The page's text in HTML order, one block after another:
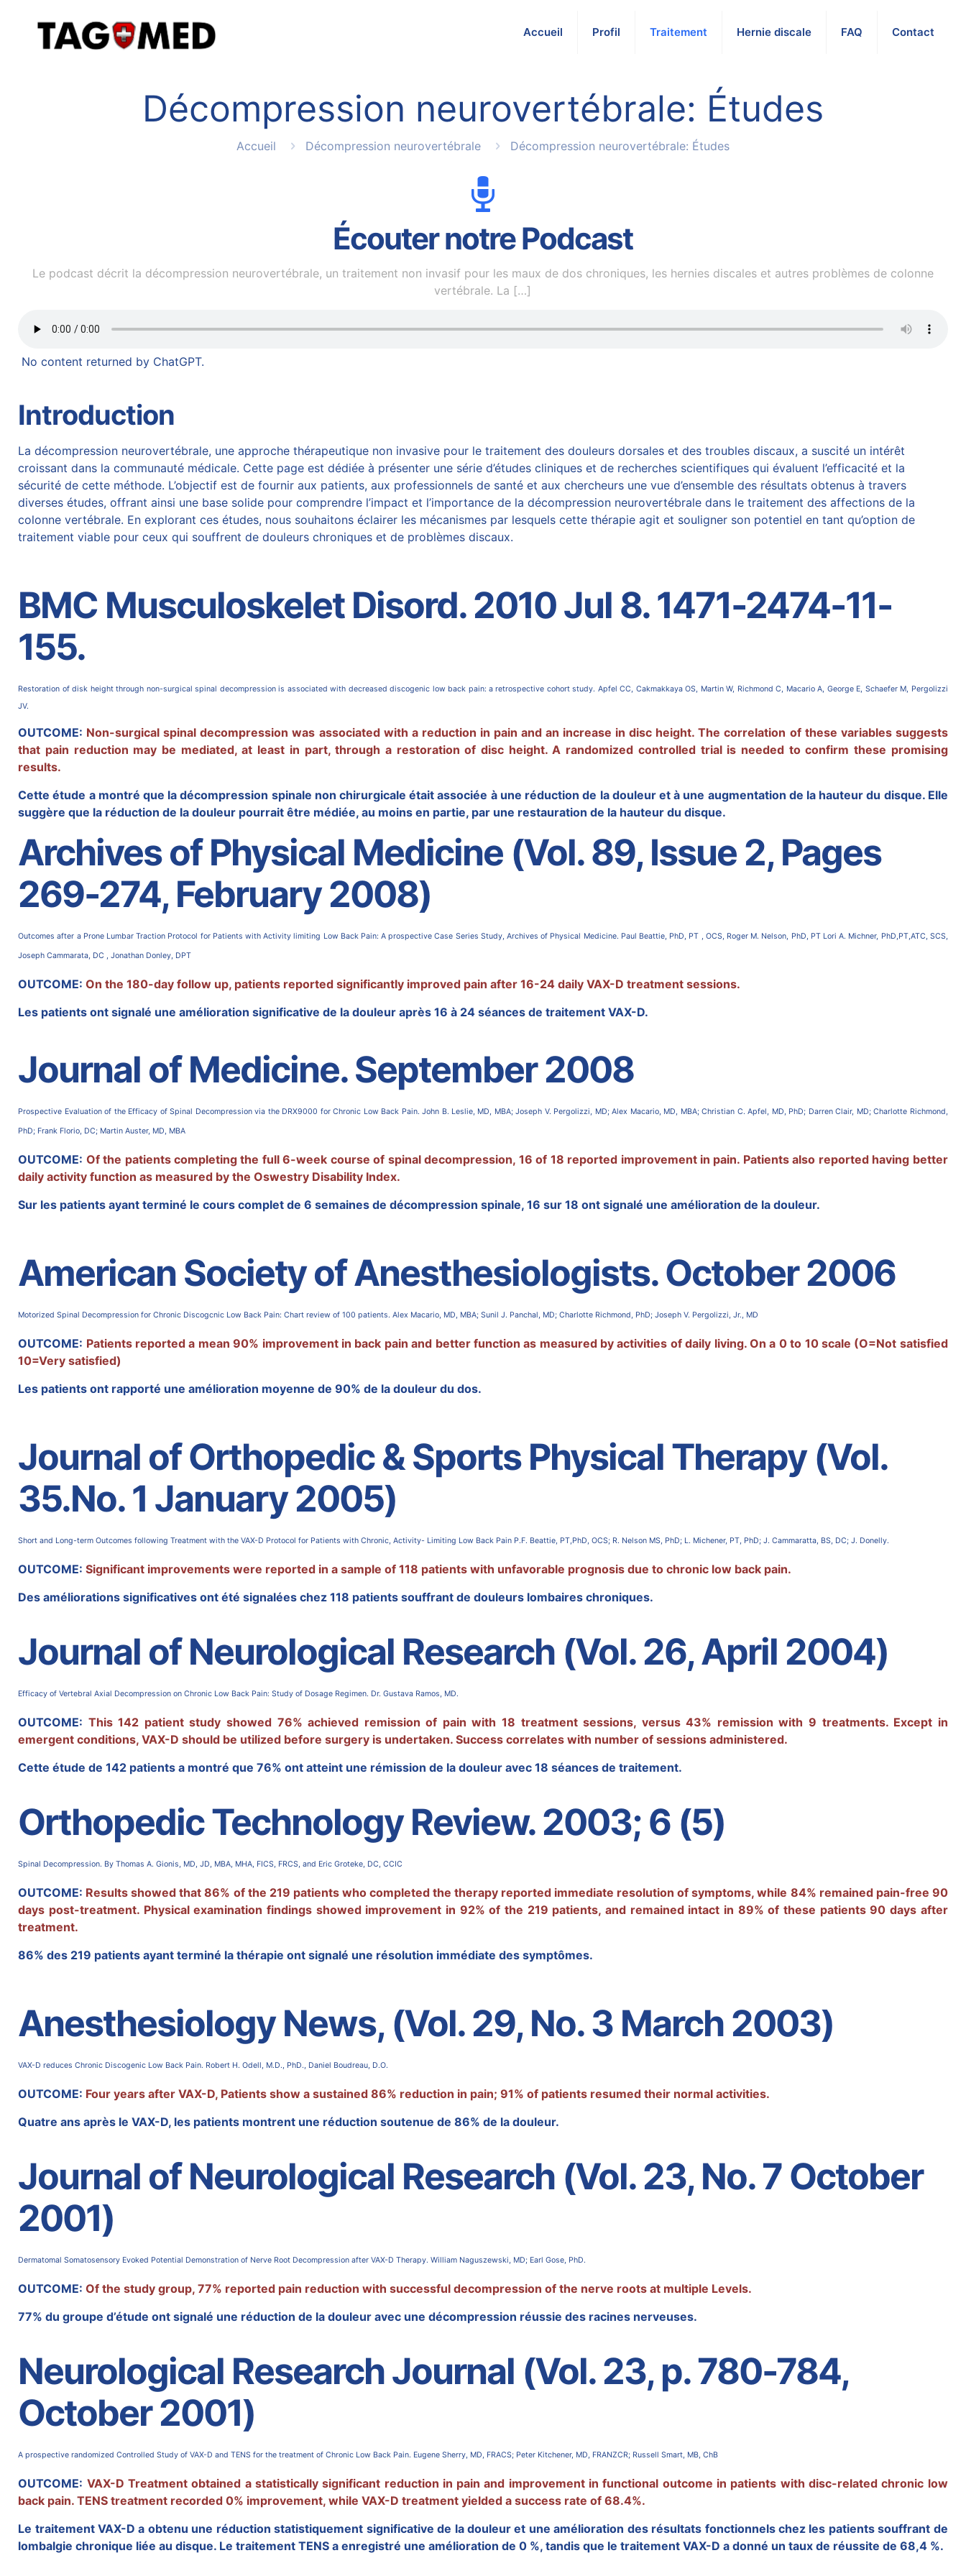
Accueil Profil Traitement Hernie discale FAQ Contact
Décompression neurovertébrale: Études
Accueil Décompression neurovertébrale Décompression neurovertébrale: Études
Écouter notre Podcast
Le podcast décrit la décompression neurovertébrale, un traitement non invasif pour les maux de dos chroniques, les hernies discales et autres problèmes de colonne
vertébrale. La […]
No content returned by ChatGPT.
Introduction
La décompression neurovertébrale, une approche thérapeutique non invasive pour le traitement des douleurs dorsales et des troubles discaux, a suscité un intérêt
croissant dans la communauté médicale. Cette page est dédiée à présenter une série d’étudescliniques et de recherches scientifiques qui évaluent l’efficacité et la
sécurité de cette méthode. L’objectif est de fournir aux patients, aux professionnels de santé et aux chercheurs une vue d’ensemble des résultats obtenus à travers
diverses études, offrant ainsi une base solide pour comprendre l’impact et l’importance de ladécompression neurovertébrale dans le traitement des affections de la
colonne vertébrale. En explorant ces études, nous souhaitons éclairer les mécanismes par lesquels cette thérapie agit et souligner son potentiel en tant qu’option de
traitement viable pour ceux qui souffrent de douleurs chroniques et de problèmes discaux.
BMC Musculoskelet Disord. 2010 Jul 8. 1471-2474-11-
155.
Restoration of disk height through non-surgical spinal decompression is associated with decreased discogenic low back pain: a retrospective cohort study. Apfel CC, Cakmakkaya OS, Martin W, Richmond C, Macario A, George E, Schaefer M, Pergolizzi
JV.
OUTCOME: Non-surgical spinal decompression was associated with a reduction in pain and an increase in disc height. The correlation of these variables suggests
that pain reduction may be mediated, at least in part, through a restoration of disc height. A randomized controlled trial is needed to confirm these promising
results.
Cetteétude a montré que la décompression spinale non chirurgicale était associée à une réduction de la douleur et à une augmentation de la hauteur du disque. Elle
suggère que la réduction de la douleur pourrait être médiée, au moins en partie, par une restauration de la hauteur du disque.
Archives of Physical Medicine (Vol. 89, Issue 2, Pages
269-274, February 2008)
Outcomes after a Prone Lumbar Traction Protocol for Patients with Activity limiting Low Back Pain: A prospective Case Series Study, Archives of Physical Medicine. Paul Beattie, PhD, PT , OCS, Roger M. Nelson, PhD, PT Lori A. Michner, PhD,PT,ATC, SCS,
Joseph Cammarata, DC , Jonathan Donley, DPT
OUTCOME:On the 180-day follow up, patients reported significantly improved pain after 16-24 daily VAX-D treatment sessions.
Les patients ont signalé une amélioration significative de la douleur après 16 à 24 séances de traitement VAX-D.
Journal of Medicine. September 2008
Prospective Evaluation of the Efficacy of Spinal Decompression via the DRX9000 for Chronic Low Back Pain. John B. Leslie, MD, MBA; Joseph V. Pergolizzi, MD; Alex Macario, MD, MBA; Christian C. Apfel, MD, PhD; Darren Clair, MD; Charlotte Richmond,
PhD; Frank Florio, DC; Martin Auster, MD, MBA
OUTCOME: Of the patients completing the full 6-week course of spinal decompression, 16 of 18 reported improvement in pain. Patients also reported having better
daily activity function as measured by the Oswestry Disability Index.
Sur les patients ayant terminé le cours complet de 6 semaines de décompression spinale, 16 sur 18 ont signalé une amélioration de la douleur.
American Society of Anesthesiologists. October 2006
Motorized Spinal Decompression for Chronic Discogcnic Low Back Pain: Chart review of 100 patients. Alex Macario, MD, MBA; Sunil J. Panchal, MD; Charlotte Richmond, PhD; Joseph V. Pergolizzi, Jr., MD
OUTCOME: Patients reported a mean 90% improvement in back pain and better function as measured by activities of daily living. On a 0 to 10 scale (O=Not satisfied
10=Very satisfied)
Les patients ont rapporté une amélioration moyenne de 90% de la douleur du dos.
Journal of Orthopedic & Sports Physical Therapy (Vol.
35.No. 1 January 2005)
Short and Long-term Outcomes following Treatment with the VAX-D Protocol for Patients with Chronic, Activity- Limiting Low Back Pain P.F. Beattie, PT,PhD, OCS; R. Nelson MS, PhD; L. Michener, PT, PhD; J. Cammaratta, BS, DC; J. Donelly.
OUTCOME:Significant improvements were reported in a sample of 118 patients with unfavorable prognosis due to chronic low back pain.
Des améliorations significatives ont été signalées chez 118 patients souffrant de douleurs lombaires chroniques.
Journal of Neurological Research (Vol. 26, April 2004)
Efficacy ofVertebral Axial Decompression on Chronic Low Back Pain: Study of Dosage Regimen. Dr. Gustava Ramos, MD.
OUTCOME: This 142 patient study showed 76% achieved remission of pain with 18 treatment sessions, versus 43% remission with 9 treatments. Except in
emergent conditions, VAX-D should be utilized before surgery is undertaken. Success correlates with number of sessions administered.
Cette étude de 142 patients a montré que 76% ont atteint une rémission de la douleur avec 18 séances de traitement.
Orthopedic Technology Review. 2003; 6 (5)
Spinal Decompression. By Thomas A. Gionis, MD, JD, MBA, MHA, FICS, FRCS, and Eric Groteke, DC, CCIC
OUTCOME: Results showed that 86% of the 219 patients who completed the therapy reported immediate resolution of symptoms, while 84% remained pain-free 90
days post-treatment. Physical examination findings showed improvement in 92% of the 219 patients, and remained intact in 89% of these patients 90 days after
treatment.
86% des 219 patients ayant terminé la thérapie ont signalé une résolution immédiate des symptômes.
Anesthesiology News, (Vol. 29, No. 3 March 2003)
VAX-D reduces Chronic Discogenic Low Back Pain. Robert H. Odell, M.D., PhD., Daniel Boudreau, D.O.
OUTCOME: Four years after VAX-D, Patients show a sustained 86% reduction in pain; 91% of patients resumed their normal activities.
Quatre ans après le VAX-D, les patients montrent une réduction soutenue de 86% de la douleur.
Journal of Neurological Research (Vol. 23, No. 7 October
2001)
Dermatomal Somatosensory Evoked Potential Demonstration of Nerve Root Decompression after VAX-D Therapy. William Naguszewski, MD; Earl Gose, PhD.
OUTCOME:Of the study group, 77% reported pain reduction with successful decompression of the nerve roots at multiple Levels.
77% du groupe d’étude ont signalé une réduction de la douleur avec une décompression réussie des racines nerveuses.
Neurological Research Journal (Vol. 23, p. 780-784,
October 2001)
A prospective randomized Controlled Study of VAX-D and TENS for the treatment of Chronic Low Back Pain. Eugene Sherry, MD, FRACS; Peter Kitchener, MD, FRANZCR; Russell Smart, MB, ChB
OUTCOME: VAX-D Treatment obtained a statistically significant reduction in pain and improvement in functional outcome in patients with disc-related chronic low
back pain. TENS treatment recorded 0% improvement, while VAX-D treatment yielded a success rate of 68.4%.
Le traitement VAX-D a obtenu une réduction statistiquement significative de la douleur et une amélioration des résultats fonctionnels chez les patients souffrant de
lombalgie chronique liée au disque. Le traitement TENS a enregistré une amélioration de 0 %, tandis que le traitement VAX-D a donné un taux de réussite de 68,4 %.